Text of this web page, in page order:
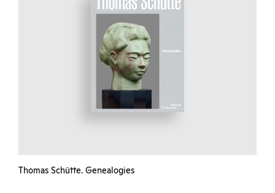
Thomas Schütte. Genealogies